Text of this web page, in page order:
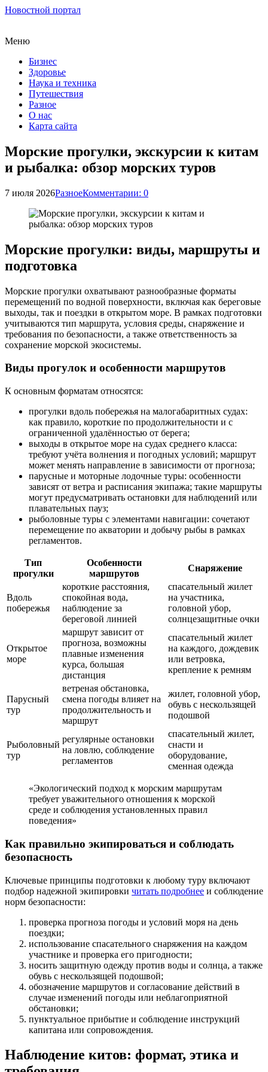
Новостной портал
Меню
Бизнес
Здоровье
Наука и техника
Путешествия
Разное
О нас
Карта сайта
Морские прогулки, экскурсии к китам
и рыбалка: обзор морских туров
7 июля 2026РазноеКомментарии: 0
Морские прогулки: виды, маршруты и
подготовка
Морские прогулки охватывают разнообразные форматы
перемещений по водной поверхности, включая как береговые
выходы, так и поездки в открытом море. В рамках подготовки
учитываются тип маршрута, условия среды, снаряжение и
требования по безопасности, а также ответственность за
сохранение морской экосистемы.
Виды прогулок и особенности маршрутов
К основным форматам относятся:
прогулки вдоль побережья на малогабаритных судах:
как правило, короткие по продолжительности и с
ограниченной удалённостью от берега;
выходы в открытое море на судах среднего класса:
требуют учёта волнения и погодных условий; маршрут
может менять направление в зависимости от прогноза;
парусные и моторные лодочные туры: особенности
зависят от ветра и расписания экипажа; такие маршруты
могут предусматривать остановки для наблюдений или
плавательных пауз;
рыболовные туры с элементами навигации: сочетают
перемещение по акватории и добычу рыбы в рамках
регламентов.
Тип
прогулки
Особенности
маршрутов
Снаряжение
Вдоль
побережья
короткие расстояния,
спокойная вода,
наблюдение за
береговой линией
спасательный жилет
на участника,
головной убор,
солнцезащитные очки
Открытое
море
маршрут зависит от
прогноза, возможны
плавные изменения
курса, большая
дистанция
спасательный жилет
на каждого, дождевик
или ветровка,
крепление к ремням
Парусный
тур
ветреная обстановка,
смена погоды влияет на
продолжительность и
маршрут
жилет, головной убор,
обувь с нескользящей
подошвой
Рыболовный
тур
регулярные остановки
на ловлю, соблюдение
регламентов
спасательный жилет,
снасти и
оборудование,
сменная одежда
«Экологический подход к морским маршрутам
требует уважительного отношения к морской
среде и соблюдения установленных правил
поведения»
Как правильно экипироваться и соблюдать
безопасность
Ключевые принципы подготовки к любому туру включают
подбор надежной экипировки читать подробнее и соблюдение
норм безопасности:
проверка прогноза погоды и условий моря на день
поездки;
использование спасательного снаряжения на каждом
участнике и проверка его пригодности;
носить защитную одежду против воды и солнца, а также
обувь с нескользящей подошвой;
обозначение маршрутов и согласование действий в
случае изменений погоды или неблагоприятной
обстановки;
пунктуальное прибытие и соблюдение инструкций
капитана или сопровождения.
Наблюдение китов: формат, этика и